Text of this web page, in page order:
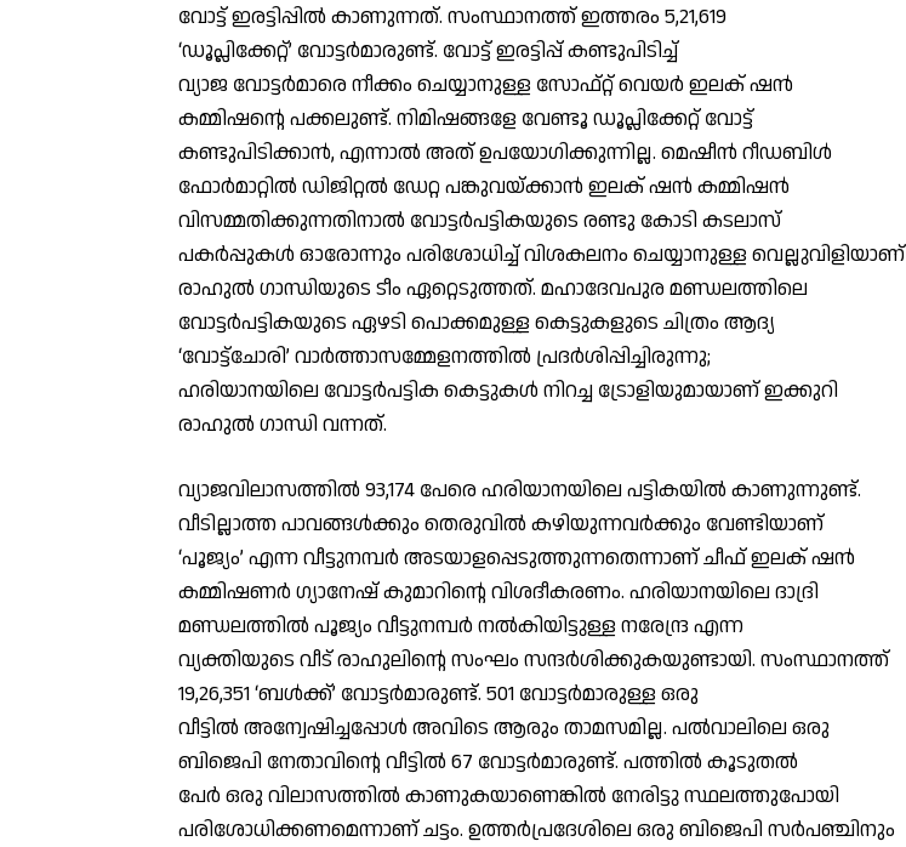
വോട്ട് ഇരട്ടിപ്പില്‍ കാണുന്നത്. സംസ്ഥാനത്ത് ഇത്തരം 5,21,619
‘ഡൂപ്ലിക്കേറ്റ്’ വോട്ടര്‍മാരുണ്ട്. വോട്ട് ഇരട്ടിപ്പ് കണ്ടുപിടിച്ച്
വ്യാജ വോട്ടര്‍മാരെ നീക്കം ചെയ്യാനുള്ള സോഫ്റ്റ് വെയര്‍ ഇലക് ഷന്‍
കമ്മിഷന്റെ പക്കലുണ്ട്. നിമിഷങ്ങളേ വേണ്ടൂ ഡൂപ്ലിക്കേറ്റ് വോട്ട്
കണ്ടുപിടിക്കാന്‍, എന്നാല്‍ അത് ഉപയോഗിക്കുന്നില്ല. മെഷീന്‍ റീഡബിള്‍
ഫോര്‍മാറ്റില്‍ ഡിജിറ്റല്‍ ഡേറ്റ പങ്കുവയ്ക്കാന്‍ ഇലക് ഷന്‍ കമ്മിഷന്‍
വിസമ്മതിക്കുന്നതിനാല്‍ വോട്ടര്‍പട്ടികയുടെ രണ്ടു കോടി കടലാസ്
പകര്‍പ്പുകള്‍ ഓരോന്നും പരിശോധിച്ച് വിശകലനം ചെയ്യാനുള്ള വെല്ലുവിളിയാണ്
രാഹുല്‍ ഗാന്ധിയുടെ ടീം ഏറ്റെടുത്തത്. മഹാദേവപുര മണ്ഡലത്തിലെ
വോട്ടര്‍പട്ടികയുടെ ഏഴടി പൊക്കമുള്ള കെട്ടുകളുടെ ചിത്രം ആദ്യ
‘വോട്ട്ചോരി’ വാര്‍ത്താസമ്മേളനത്തില്‍ പ്രദര്‍ശിപ്പിച്ചിരുന്നു;
ഹരിയാനയിലെ വോട്ടര്‍പട്ടിക കെട്ടുകള്‍ നിറച്ച ട്രോളിയുമായാണ് ഇക്കുറി
രാഹുല്‍ ഗാന്ധി വന്നത്.
വ്യാജവിലാസത്തില്‍ 93,174 പേരെ ഹരിയാനയിലെ പട്ടികയില്‍ കാണുന്നുണ്ട്.
വീടില്ലാത്ത പാവങ്ങള്‍ക്കും തെരുവില്‍ കഴിയുന്നവര്‍ക്കും വേണ്ടിയാണ്
‘പൂജ്യം’ എന്ന വീട്ടുനമ്പര്‍ അടയാളപ്പെടുത്തുന്നതെന്നാണ് ചീഫ് ഇലക് ഷന്‍
കമ്മിഷണര്‍ ഗ്യാനേഷ് കുമാറിന്റെ വിശദീകരണം. ഹരിയാനയിലെ ദാദ്രി
മണ്ഡലത്തില്‍ പൂജ്യം വീട്ടുനമ്പര്‍ നല്‍കിയിട്ടുള്ള നരേന്ദ്ര എന്ന
വ്യക്തിയുടെ വീട് രാഹുലിന്റെ സംഘം സന്ദര്‍ശിക്കുകയുണ്ടായി. സംസ്ഥാനത്ത്
19,26,351 ‘ബള്‍ക്ക്’ വോട്ടര്‍മാരുണ്ട്. 501 വോട്ടര്‍മാരുള്ള ഒരു
വീട്ടില്‍ അന്വേഷിച്ചപ്പോള്‍ അവിടെ ആരും താമസമില്ല. പല്‍വാലിലെ ഒരു
ബിജെപി നേതാവിന്റെ വീട്ടില്‍ 67 വോട്ടര്‍മാരുണ്ട്. പത്തില്‍ കൂടുതല്‍
പേര്‍ ഒരു വിലാസത്തില്‍ കാണുകയാണെങ്കില്‍ നേരിട്ടു സ്ഥലത്തുപോയി
പരിശോധിക്കണമെന്നാണ് ചട്ടം. ഉത്തര്‍പ്രദേശിലെ ഒരു ബിജെപി സര്‍പഞ്ചിനും